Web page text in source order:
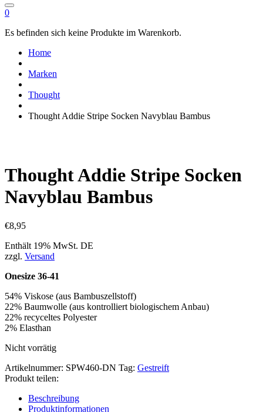
0
Es befinden sich keine Produkte im Warenkorb.
Home
Marken
Thought
Thought Addie Stripe Socken Navyblau Bambus
Thought Addie Stripe Socken
Navyblau Bambus
€8,95
Enthält 19% MwSt. DE
zzgl. Versand
Onesize 36-41
54% Viskose (aus Bambuszellstoff)
22% Baumwolle (aus kontrolliert biologischem Anbau)
22% recyceltes Polyester
2% Elasthan
Nicht vorrätig
Artikelnummer: SPW460-DN Tag: Gestreift
Produkt teilen:
Beschreibung
Produktinformationen